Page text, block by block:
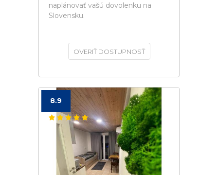
naplánovať vašú dovolenku na
Slovensku.
OVERIŤ DOSTUPNOSŤ
8.9